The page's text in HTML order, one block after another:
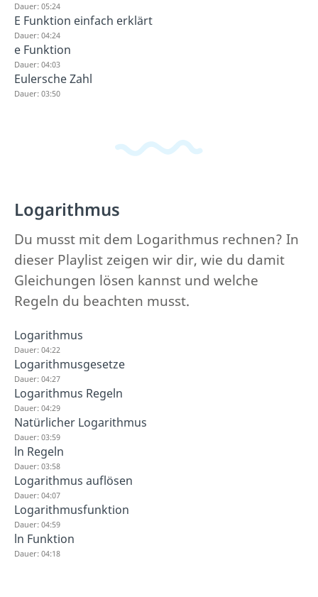
Dauer: 05:24
E Funktion einfach erklärt
Dauer: 04:24
e Funktion
Dauer: 04:03
Eulersche Zahl
Dauer: 03:50
Logarithmus
Du musst mit dem Logarithmus rechnen? In
dieser Playlist zeigen wir dir, wie du damit
Gleichungen lösen kannst und welche
Regeln du beachten musst.
Logarithmus
Dauer: 04:22
Logarithmusgesetze
Dauer: 04:27
Logarithmus Regeln
Dauer: 04:29
Natürlicher Logarithmus
Dauer: 03:59
ln Regeln
Dauer: 03:58
Logarithmus auflösen
Dauer: 04:07
Logarithmusfunktion
Dauer: 04:59
ln Funktion
Dauer: 04:18